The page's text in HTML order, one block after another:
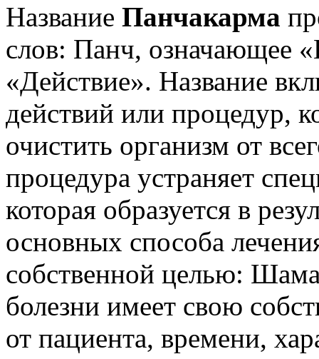
Название Панчакарма
слов: Панч, означающее
«Действие». Название
действий или процедур,
очистить организм от
процедура устраняет
которая образуется в
основных способа
собственной целью:
болезни имеет свою
от пациента, времени,